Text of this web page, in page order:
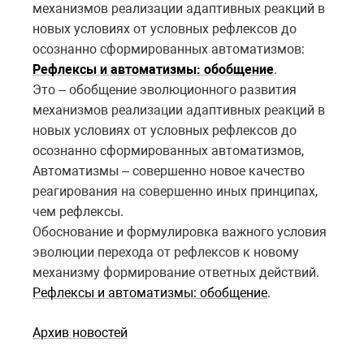
механизмов реализации адаптивных реакций в
новых условиях от условных рефлексов до
осознанно сформированных автоматизмов:
Рефлексы и автоматизмы: обобщение.
Это – обобщение эволюционного развития
механизмов реализации адаптивных реакций в
новых условиях от условных рефлексов до
осознанно сформированных автоматизмов,
Автоматизмы – совершенно новое качество
реагирования на совершенно иных принципах,
чем рефлексы.
Обоснование и формулировка важного условия
эволюции перехода от рефлексов к новому
механизму формирование ответных действий.
Рефлексы и автоматизмы: обобщение.
Архив новостей